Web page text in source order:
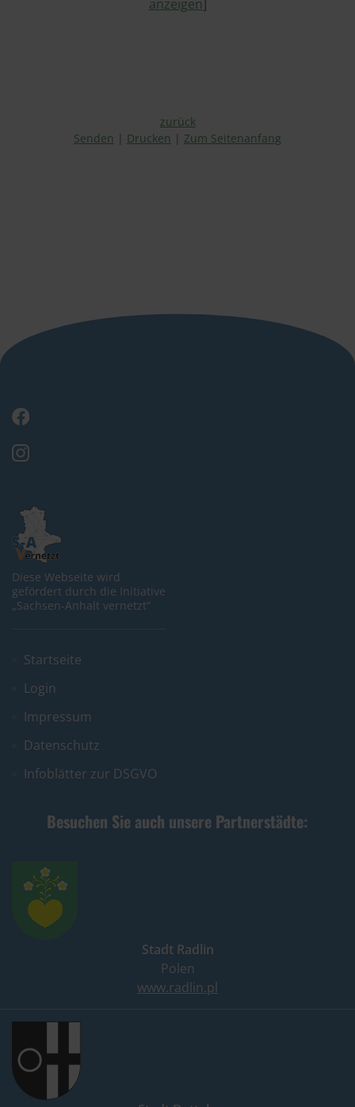
anzeigen]
zurück
Senden
Drucken Zum Seitenanfang
Diese Webseite wird
gefördert durch die Initiative
„Sachsen-Anhalt vernetzt“
Startseite
Login
Impressum
Datenschutz
Infoblätter zur DSGVO
Besuchen Sie auch unsere Partnerstädte:
Stadt Radlin
Polen
www.radlin.pl